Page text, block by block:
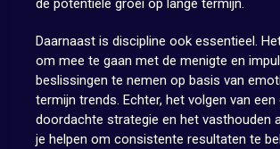
de potentiële groei op lange termijn.
Daarnaast is discipline ook essentieel.
om mee te gaan met de menigte en
beslissingen te nemen op basis van
termijn trends. Echter, het volgen van een
doordachte strategie en het vasthouden
je helpen om consistente resultaten te